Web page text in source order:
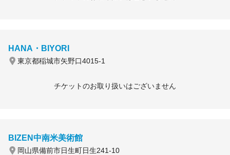
HANA・BIYORI
東京都稲城市矢野口4015-1
チケットのお取り扱いはございません
BIZEN中南米美術館
岡山県備前市日生町日生241-10